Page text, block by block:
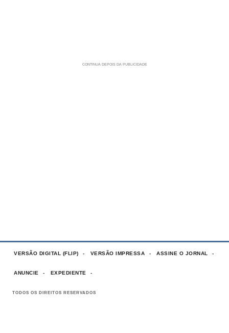
VERSÃO DIGITAL (FLIP) VERSÃO IMPRESSA ASSINE O JORNAL
ANUNCIE EXPEDIENTE
TODOS OS DIREITOS RESERVADOS